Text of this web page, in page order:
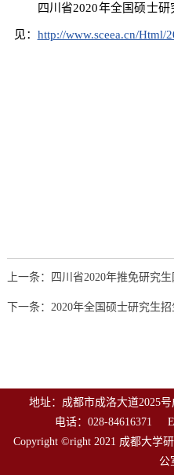
四川省2020年全国硕士
见： http://www.sceea.cn/Html/
上一条：四川省2020年推免研究
下一条：2020年全国硕士研究生
地址：成都市成洛大道2025
电话：028-84616371
Copyright ©right 2021 成都大学
公